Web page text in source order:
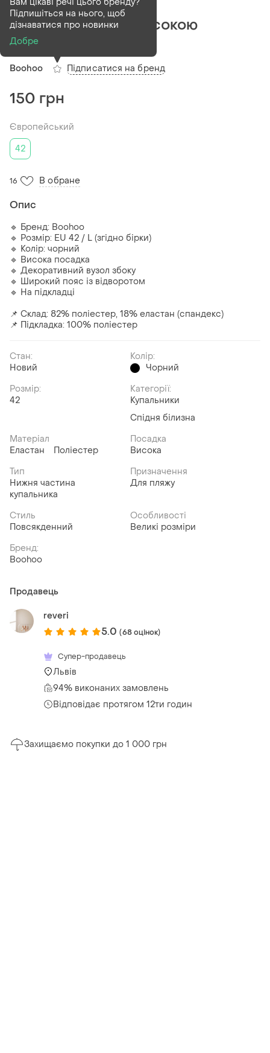
Плавки boohoo з високою
посадкою 🖤
Boohoo
Підпишіться на нього, щоб
дізнаватися про новинки
Добре
Підписатися на бренд
150 грн
Європейський
42
16 В обране
Опис
🔹 Бренд: Boohoo
🔹 Розмір: EU 42 / L (згідно бірки)
🔹 Колір: чорний
🔹 Висока посадка
🔹 Декоративний вузол збоку
🔹 Широкий пояс із відворотом
🔹 На підкладці
📌 Склад: 82% поліестер, 18% еластан (спандекс)
📌 Підкладка: 100% поліестер
Стан:
Новий
Колір:
Чорний
Розмір:
42
Категорії:
Купальники
Спідня білизна
Матеріал
Еластан
Поліестер
Посадка
Висока
Тип
Нижня частина
купальника
Призначення
Для пляжу
Стиль
Повсякденний
Особливості
Великі розміри
Бренд:
Boohoo
Продавець
reveri
5.0 (68 оцінок)
Супер-продавець
Львів
94% виконаних замовлень
Відповідає протягом 12ти годин
Захищаємо покупки до 1 000 грн